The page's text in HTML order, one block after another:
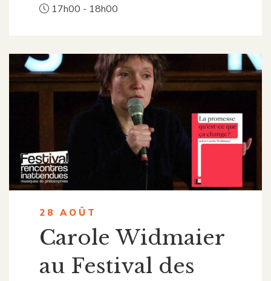
17h00 - 18h00
28 AOÛT
Carole Widmaier
au Festival des